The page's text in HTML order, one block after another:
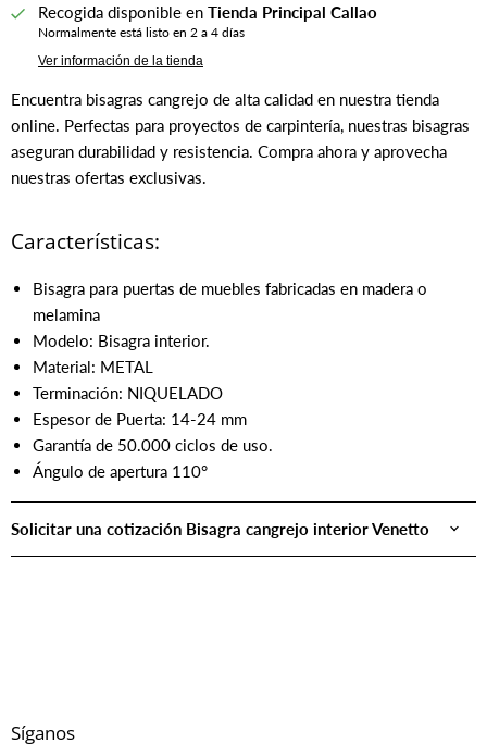
Recogida disponible en Tienda Principal Callao
Normalmente está listo en 2 a 4 días
Ver información de la tienda
Encuentra bisagras cangrejo de alta calidad en nuestra tienda
online. Perfectas para proyectos de carpintería, nuestras bisagras
aseguran durabilidad y resistencia. Compra ahora y aprovecha
nuestras ofertas exclusivas.
Características:
Bisagra para puertas de muebles fabricadas en madera o
melamina
Modelo: Bisagra interior.
Material: METAL
Terminación: NIQUELADO
Espesor de Puerta: 14-24 mm
Garantía de 50.000 ciclos de uso.
Ángulo de apertura 110°
Solicitar una cotización Bisagra cangrejo interior Venetto
Síganos